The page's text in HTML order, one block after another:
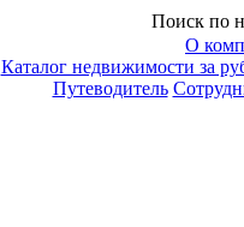
Поиск по
О
Каталог недвижимости за
Путеводитель